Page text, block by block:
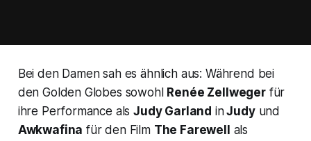
Bei den Damen sah es ähnlich aus: Während bei
den Golden Globes sowohl Renée Zellwegerfür
ihre Performance alsJudy Garland inJudyund
Awkwafina für den Film The Farewell
als